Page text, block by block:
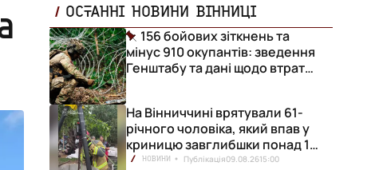
ОСТАННІ НОВИНИ ВІННИЦІ
156 бойових зіткнень та
мінус 910 окупантів: зведення
Генштабу та дані щодо втрат
На Вінниччині врятували 61-
річного чоловіка, який впав у
криницю завглибшки понад 15
метрів
НОВИНИ Публікація09.08.2615:00